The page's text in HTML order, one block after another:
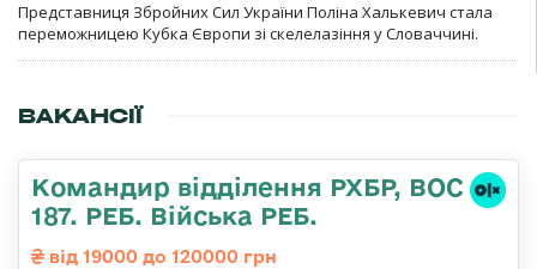
Представниця Збройних Сил України Поліна Халькевич стала
переможницею Кубка Європи зі скелелазіння у Словаччині.
ВАКАНСІЇ
Командир відділення РХБР, ВОС
187. РЕБ. Війська РЕБ.
від 19000 до 120000 грн